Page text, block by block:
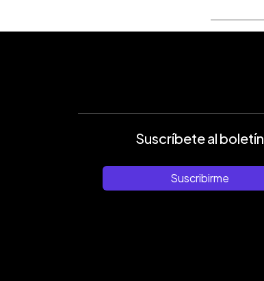
Suscríbete al boletín
Suscribirme